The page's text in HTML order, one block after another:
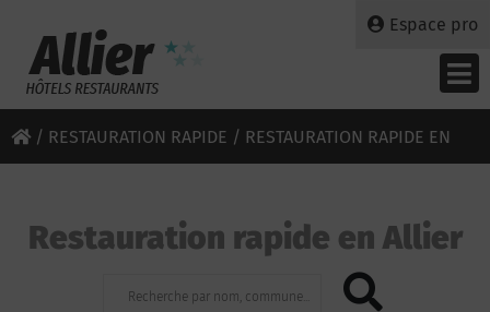
Espace pro
/ RESTAURATION RAPIDE / RESTAURATION RAPIDE EN
Restauration rapide en Allier